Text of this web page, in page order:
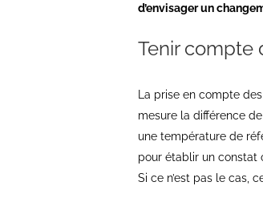
d’envisager un
Tenir compte
La prise en compte
mesure la différence
une température de
pour établir un constat
Si ce n’est pas le cas,